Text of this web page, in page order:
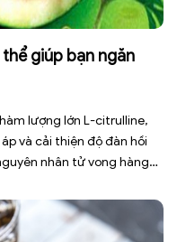
giúp bạn ngăn
lượng lớn L-citrulline,
và cải thiện độ đàn hồi
nhân tử vong hàng